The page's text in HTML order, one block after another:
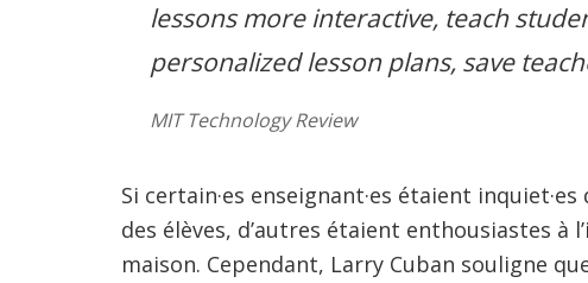
lessons more interactive, teach
personalized lesson plans, save
MIT Technology Review
Si certain·es enseignant·es étaient
des élèves, d’autres étaient enthousiastes à
maison. Cependant, Larry Cuban souligne